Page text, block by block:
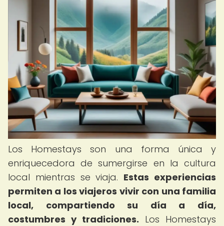
Los Homestays son una forma única y
enriquecedora de sumergirse en la cultura
local mientras se viaja. Estas experiencias
permiten a los viajeros vivir con una familia
local, compartiendo su día a día,
costumbres y tradiciones. Los Homestays